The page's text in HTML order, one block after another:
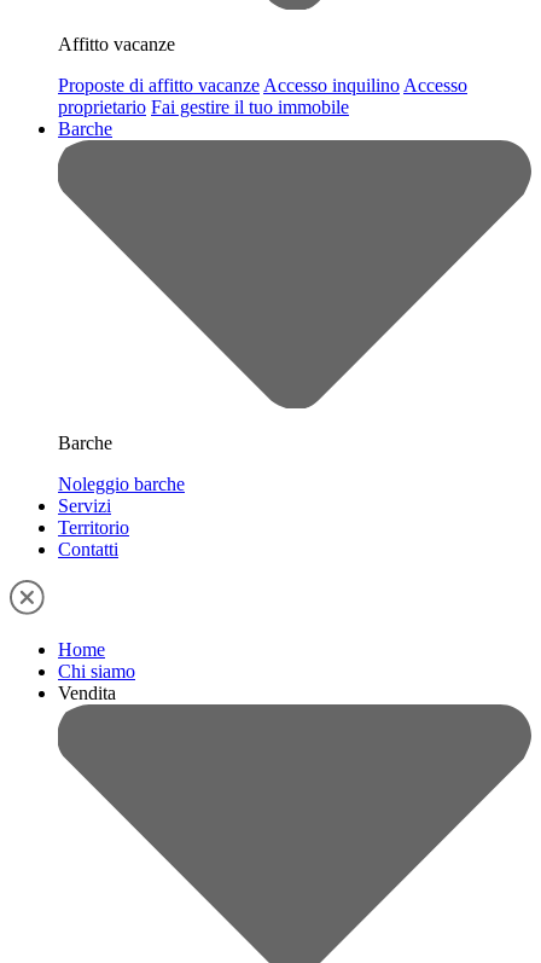
Affitto vacanze
Proposte di affitto vacanze Accesso inquilino Accesso
proprietario Fai gestire il tuo immobile
Barche
Barche
Noleggio barche
Servizi
Territorio
Contatti
Home
Chi siamo
Vendita